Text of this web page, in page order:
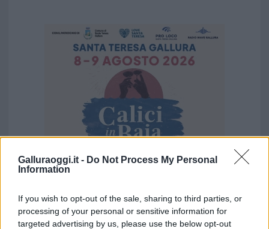
Galluraoggi.it - Do Not Process My Personal
Information
If you wish to opt-out of the sale, sharing to third parties, or
processing of your personal or sensitive information for
targeted advertising by us, please use the below opt-out
Vuoi rimuovere le pubblicità nazionali?